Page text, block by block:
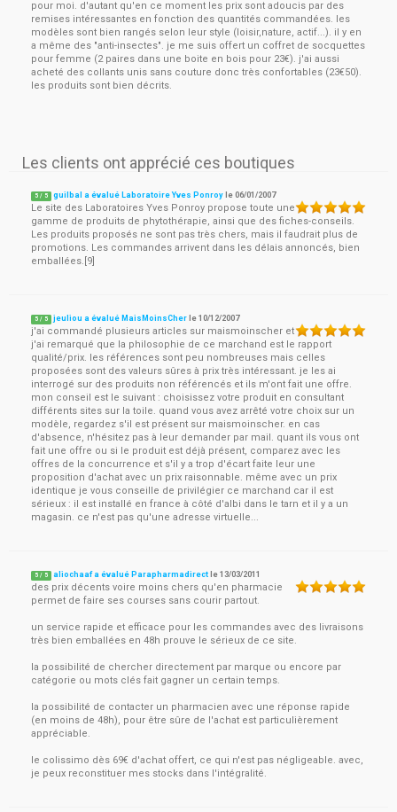
pour moi. d'autant qu'en ce moment les prix sont adoucis par des
remises intéressantes en fonction des quantités commandées. les
modèles sont bien rangés selon leur style (loisir,nature, actif...). il y en
a même des "anti-insectes". je me suis offert un coffret de socquettes
pour femme (2 paires dans une boite en bois pour 23€). j'ai aussi
acheté des collants unis sans couture donc très confortables (23€50).
les produits sont bien décrits.
Les clients ont apprécié ces boutiques
5 / 5 guilbal a évalué Laboratoire Yves Ponroy le06/01/2007
Le site des Laboratoires Yves Ponroy propose toute une
gamme de produits de phytothérapie, ainsi que des fiches-conseils.
Les produits proposés ne sont pas très chers, mais il faudrait plus de
promotions. Les commandes arrivent dans les délais annoncés, bien
emballées.[9]
5 / 5 jeuliou a évalué MaisMoinsCher le10/12/2007
j'ai commandé plusieurs articles sur maismoinscher et
j'ai remarqué que la philosophie de ce marchand est le rapport
qualité/prix. les références sont peu nombreuses mais celles
proposées sont des valeurs sûres à prix très intéressant. je les ai
interrogé sur des produits non référencés et ils m'ont fait une offre.
mon conseil est le suivant : choisissez votre produit en consultant
différents sites sur la toile. quand vous avez arrêté votre choix sur un
modèle, regardez s'il est présent sur maismoinscher. en cas
d'absence, n'hésitez pas à leur demander par mail. quant ils vous ont
fait une offre ou si le produit est déjà présent, comparez avec les
offres de la concurrence et s'il y a trop d'écart faite leur une
proposition d'achat avec un prix raisonnable. même avec un prix
identique je vous conseille de privilégier ce marchand car il est
sérieux : il est installé en france à côté d'albi dans le tarn et il y a un
magasin. ce n'est pas qu'une adresse virtuelle...
5 / 5 aliochaaf a évalué Parapharmadirect le13/03/2011
des prix décents voire moins chers qu'en pharmacie
permet de faire ses courses sans courir partout.
un service rapide et efficace pour les commandes avec des livraisons
très bien emballées en 48h prouve le sérieux de ce site.
la possibilité de chercher directement par marque ou encore par
catégorie ou mots clés fait gagner un certain temps.
la possibilité de contacter un pharmacien avec une réponse rapide
(en moins de 48h), pour être sûre de l'achat est particulièrement
appréciable.
le colissimo dès 69€ d'achat offert, ce qui n'est pas négligeable. avec,
je peux reconstituer mes stocks dans l'intégralité.